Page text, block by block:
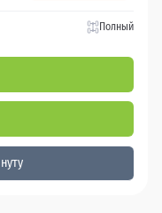
Полный